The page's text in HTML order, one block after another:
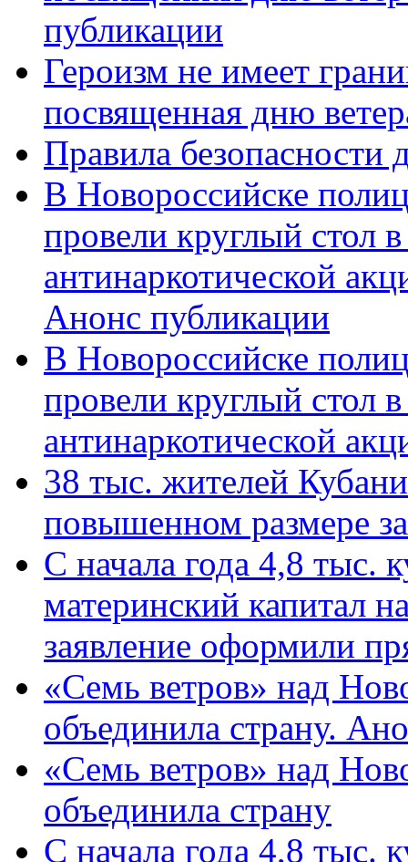
публикации
Героизм не имеет
посвященная дню
Правила безопасности
В Новороссийске
провели круглый стол
антинаркотической
Анонс публикации
В Новороссийске
провели круглый стол
антинаркотической
38 тыс. жителей
повышенном размере
С начала года 4,8 тыс.
материнский капитал
заявление оформили
«Семь ветров» над
объединила страну.
«Семь ветров» над
объединила страну
С начала года 4,8 тыс.